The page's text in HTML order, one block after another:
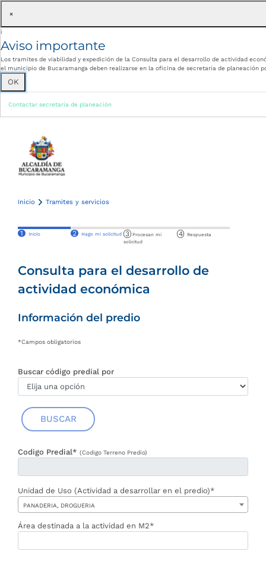
×
i
Aviso importante
Los tramites de viabilidad y expedición de la Consulta para el desarrollo de actividad
el municipio de Bucaramanga deben realizarse en la oficina de secretaría de planeación
OK
Contactar secretaría de planeación
Inicio Tramites y servicios
Consulta para el desarrollo de actividad económica
1 Inicio 2 Hago mi solicitud 3 Procesan mi
solicitud
4 Respuesta
Consulta para el desarrollo de
actividad económica
Información del predio
*Campos obligatorios
Buscar código predial por
BUSCAR
Codigo Predial* (Codigo Terreno Predio)
Unidad de Uso (Actividad a desarrollar en el predio)*
PANADERIA, DROGUERIA
Área destinada a la actividad en M2*